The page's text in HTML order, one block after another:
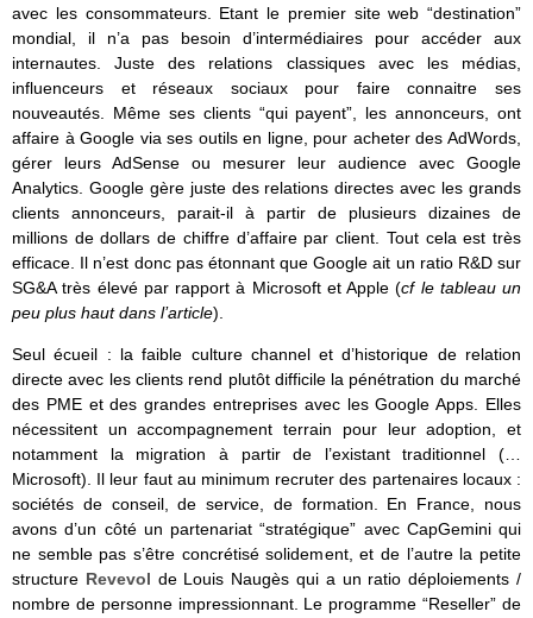
avec les consommateurs. Etant le premier site web “destination”
mondial, il n’a pas besoin d’intermédiaires pour accéder aux
internautes. Juste des relations classiques avec les médias,
influenceurs et réseaux sociaux pour faire connaitre ses
nouveautés. Même ses clients “qui payent”, les annonceurs, ont
affaire à Google via ses outils en ligne, pour acheter des AdWords,
gérer leurs AdSense ou mesurer leur audience avec Google
Analytics. Google gère juste des relations directes avec les grands
clients annonceurs, parait-il à partir de plusieurs dizaines de
millions de dollars de chiffre d’affaire par client. Tout cela est très
efficace. Il n’est donc pas étonnant que Google ait un ratio R&D sur
SG&A très élevé par rapport à Microsoft et Apple (cf le tableau un
peu plus haut dans l’article).
Seul écueil : la faible culture channel et d’historique de relation
directe avec les clients rend plutôt difficile la pénétration du marché
des PME et des grandes entreprises avec les Google Apps. Elles
nécessitent un accompagnement terrain pour leur adoption, et
notamment la migration à partir de l’existant traditionnel (…
Microsoft). Il leur faut au minimum recruter des partenaires locaux :
sociétés de conseil, de service, de formation. En France, nous
avons d’un côté un partenariat “stratégique” avec CapGemini qui
ne semble pas s’être concrétisé solidement, et de l’autre la petite
structure Revevol de Louis Naugès qui a un ratio déploiements /
nombre de personne impressionnant. Le programme “Reseller” de